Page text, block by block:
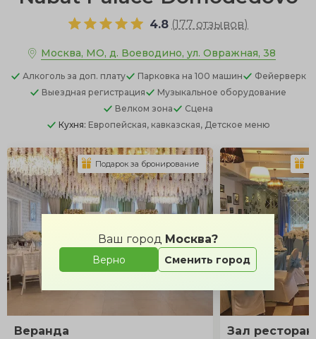
Ваш город Москва?
Верно Сменить город
4.8 (177 отзывов)
Москва, МО, д. Воеводино, ул. Овражная, 38
Алкоголь за доп. плату Парковка на 100 машин
Фейерверк
Выездная регистрация
Музыкальное оборудование
Велком зона
Сцена
Кухня: Европейская, кавказская, Детское меню
Веранда
Подарок за бронирование
Зал